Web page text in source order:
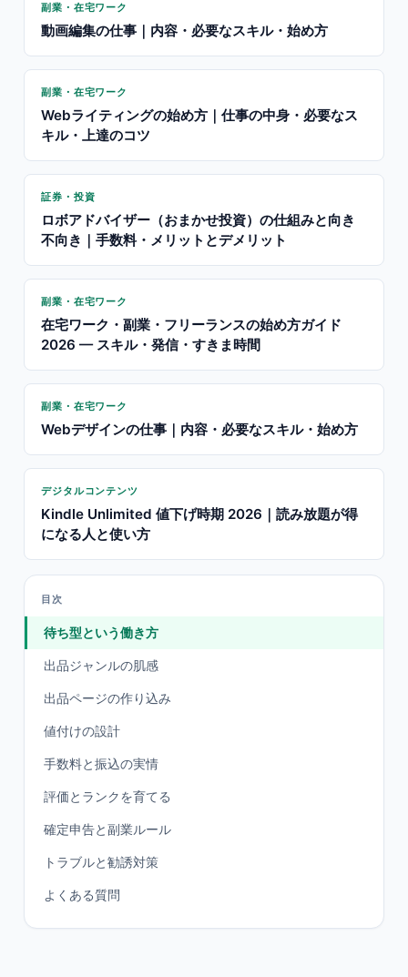
副業・在宅ワーク
動画編集の仕事｜内容・必要なスキル・始め方
副業・在宅ワーク
Webライティングの始め方｜仕事の中身・必要なス
キル・上達のコツ
証券・投資
ロボアドバイザー（おまかせ投資）の仕組みと向き
不向き｜手数料・メリットとデメリット
副業・在宅ワーク
在宅ワーク・副業・フリーランスの始め方ガイド
2026 — スキル・発信・すきま時間
副業・在宅ワーク
Webデザインの仕事｜内容・必要なスキル・始め方
デジタルコンテンツ
Kindle Unlimited 値下げ時期 2026｜読み放題が得
になる人と使い方
目次
待ち型という働き方
出品ジャンルの肌感
出品ページの作り込み
値付けの設計
手数料と振込の実情
評価とランクを育てる
確定申告と副業ルール
トラブルと勧誘対策
よくある質問